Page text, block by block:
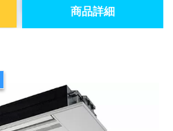
商品詳細